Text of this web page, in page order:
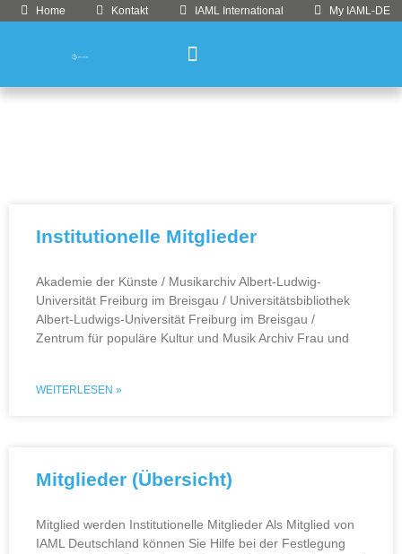
Home Kontakt IAML International My IAML-DE
Institutionelle Mitglieder
Akademie der Künste / Musikarchiv Albert-Ludwig-
Universität Freiburg im Breisgau / Universitätsbibliothek
Albert-Ludwigs-Universität Freiburg im Breisgau /
Zentrum für populäre Kultur und Musik Archiv Frau und
WEITERLESEN »
Mitglieder (Übersicht)
Mitglied werden Institutionelle Mitglieder Als Mitglied von
IAML Deutschland können Sie Hilfe bei der Festlegung